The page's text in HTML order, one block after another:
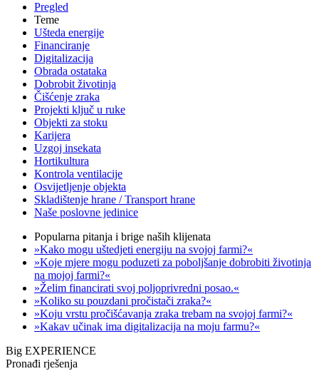
Pregled
Teme
Ušteda energije
Financiranje
Digitalizacija
Obrada ostataka
Dobrobit životinja
Čišćenje zraka
Projekti ključ u ruke
Objekti za stoku
Karijera
Uzgoj insekata
Hortikultura
Kontrola ventilacije
Osvijetljenje objekta
Skladištenje hrane / Transport hrane
Naše poslovne jedinice
Popularna pitanja i brige naših klijenata
»Kako mogu uštedjeti energiju na svojoj farmi?«
»Koje mjere mogu poduzeti za poboljšanje dobrobiti životinja
na mojoj farmi?«
»Želim financirati svoj poljoprivredni posao.«
»Koliko su pouzdani pročistači zraka?«
»Koju vrstu pročišćavanja zraka trebam na svojoj farmi?«
»Kakav učinak ima digitalizacija na moju farmu?«
Big EXPERIENCE
Pronađi rješenja